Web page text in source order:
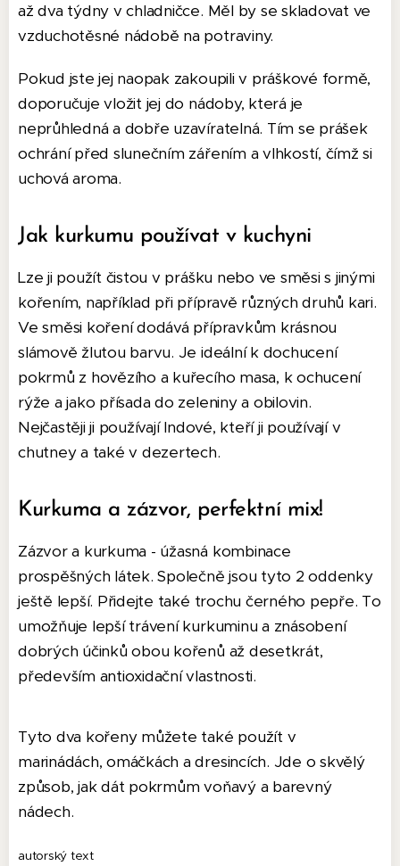
až dva týdny v chladničce. Měl by se skladovat ve
vzduchotěsné nádobě na potraviny.
Pokud jste jej naopak zakoupili v práškové formě,
doporučuje vložit jej do nádoby, která je
neprůhledná a dobře uzavíratelná. Tím se prášek
ochrání před slunečním zářením a vlhkostí, čímž si
uchová aroma.
Jak kurkumu používat v kuchyni
Lze ji použít čistou v prášku nebo ve směsi s jinými
kořením, například při přípravě různých druhů kari.
Ve směsi koření dodává přípravkům krásnou
slámově žlutou barvu. Je ideální k dochucení
pokrmů z hovězího a kuřecího masa, k ochucení
rýže a jako přísada do zeleniny a obilovin.
Nejčastěji ji používají Indové, kteří ji používají v
chutney a také v dezertech.
Kurkuma a zázvor, perfektní mix!
Zázvor a kurkuma - úžasná kombinace
prospěšných látek. Společně jsou tyto 2 oddenky
ještě lepší. Přidejte také trochu černého pepře. To
umožňuje lepší trávení kurkuminu a znásobení
dobrých účinků obou kořenů až desetkrát,
především antioxidační vlastnosti.
Tyto dva kořeny můžete také použít v
marinádách, omáčkách a dresincích. Jde o skvělý
způsob, jak dát pokrmům voňavý a barevný
nádech.
autorský text